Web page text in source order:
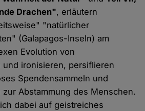
Drachen", erläutern
"natürlicher
(Galapagos-Inseln) am
Evolution von
und ironisieren, persiflieren
Spendensammeln und
Abstammung des Menschen.
dabei auf geistreiches